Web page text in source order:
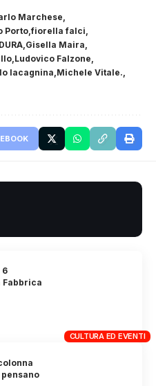
Marchese
Porto fiorella falci
Gisella Maira
Ludovico Falzone
lacagnina Michele Vitale.
CULTURA ED EVENTI
6
Fabbrica